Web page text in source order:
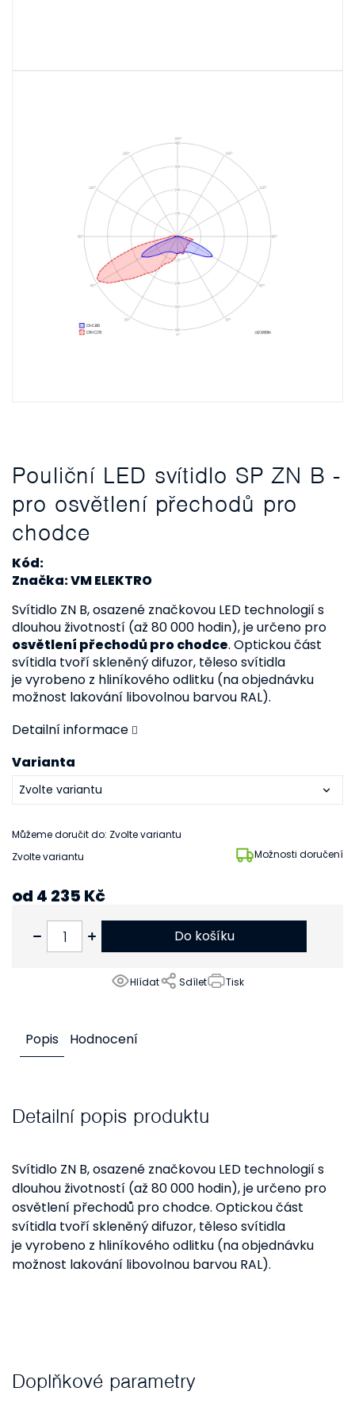
Pouliční LED svítidlo SP ZN B -
pro osvětlení přechodů pro
chodce
Kód:
Značka: VM ELEKTRO
Zvolte variantu Možnosti doručení
Varianta
Můžeme doručit do: Zvolte variantu
Svítidlo ZN B, osazené značkovou LED technologií s
dlouhou životností (až 80 000 hodin), je určeno pro
osvětlení přechodů pro chodce. Optickou část
svítidla tvoří skleněný difuzor, těleso svítidla
je vyrobeno z hliníkového odlitku (na objednávku
možnost lakování libovolnou barvou RAL).
Detailní informace
Tisk
Hlídat Sdílet
od 4 235 Kč
Do košíku
Popis Hodnocení
Detailní popis produktu
Svítidlo ZN B, osazené značkovou LED technologií s
dlouhou životností (až 80 000 hodin), je určeno pro
osvětlení přechodů pro chodce. Optickou část
svítidla tvoří skleněný difuzor, těleso svítidla
je vyrobeno z hliníkového odlitku (na objednávku
možnost lakování libovolnou barvou RAL).
Doplňkové parametry